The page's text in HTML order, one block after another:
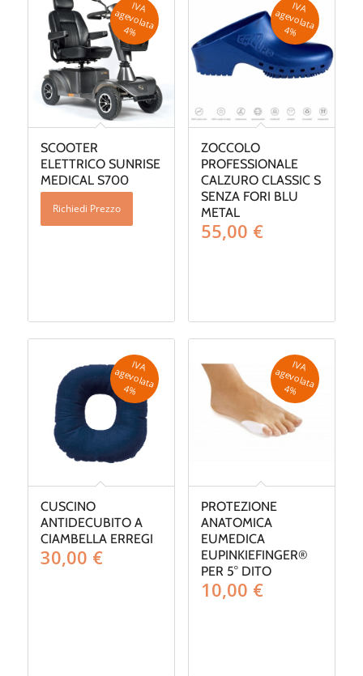
SCOOTER
ELETTRICO SUNRISE
MEDICAL S700
Richiedi Prezzo
IV
A
a
g
e
v
o
la
ta
4
%
ZOCCOLO
PROFESSIONALE
CALZURO CLASSIC S
SENZA FORI BLU
METAL
55,00 €
IV
A
a
g
e
v
o
la
ta
4
%
CUSCINO
ANTIDECUBITO A
CIAMBELLA ERREGI
30,00 €
IV
A
a
g
e
v
o
la
ta
4
%
PROTEZIONE
ANATOMICA
EUMEDICA
EUPINKIEFINGER®
PER 5° DITO
10,00 €
IV
A
a
g
e
v
o
la
ta
4
%